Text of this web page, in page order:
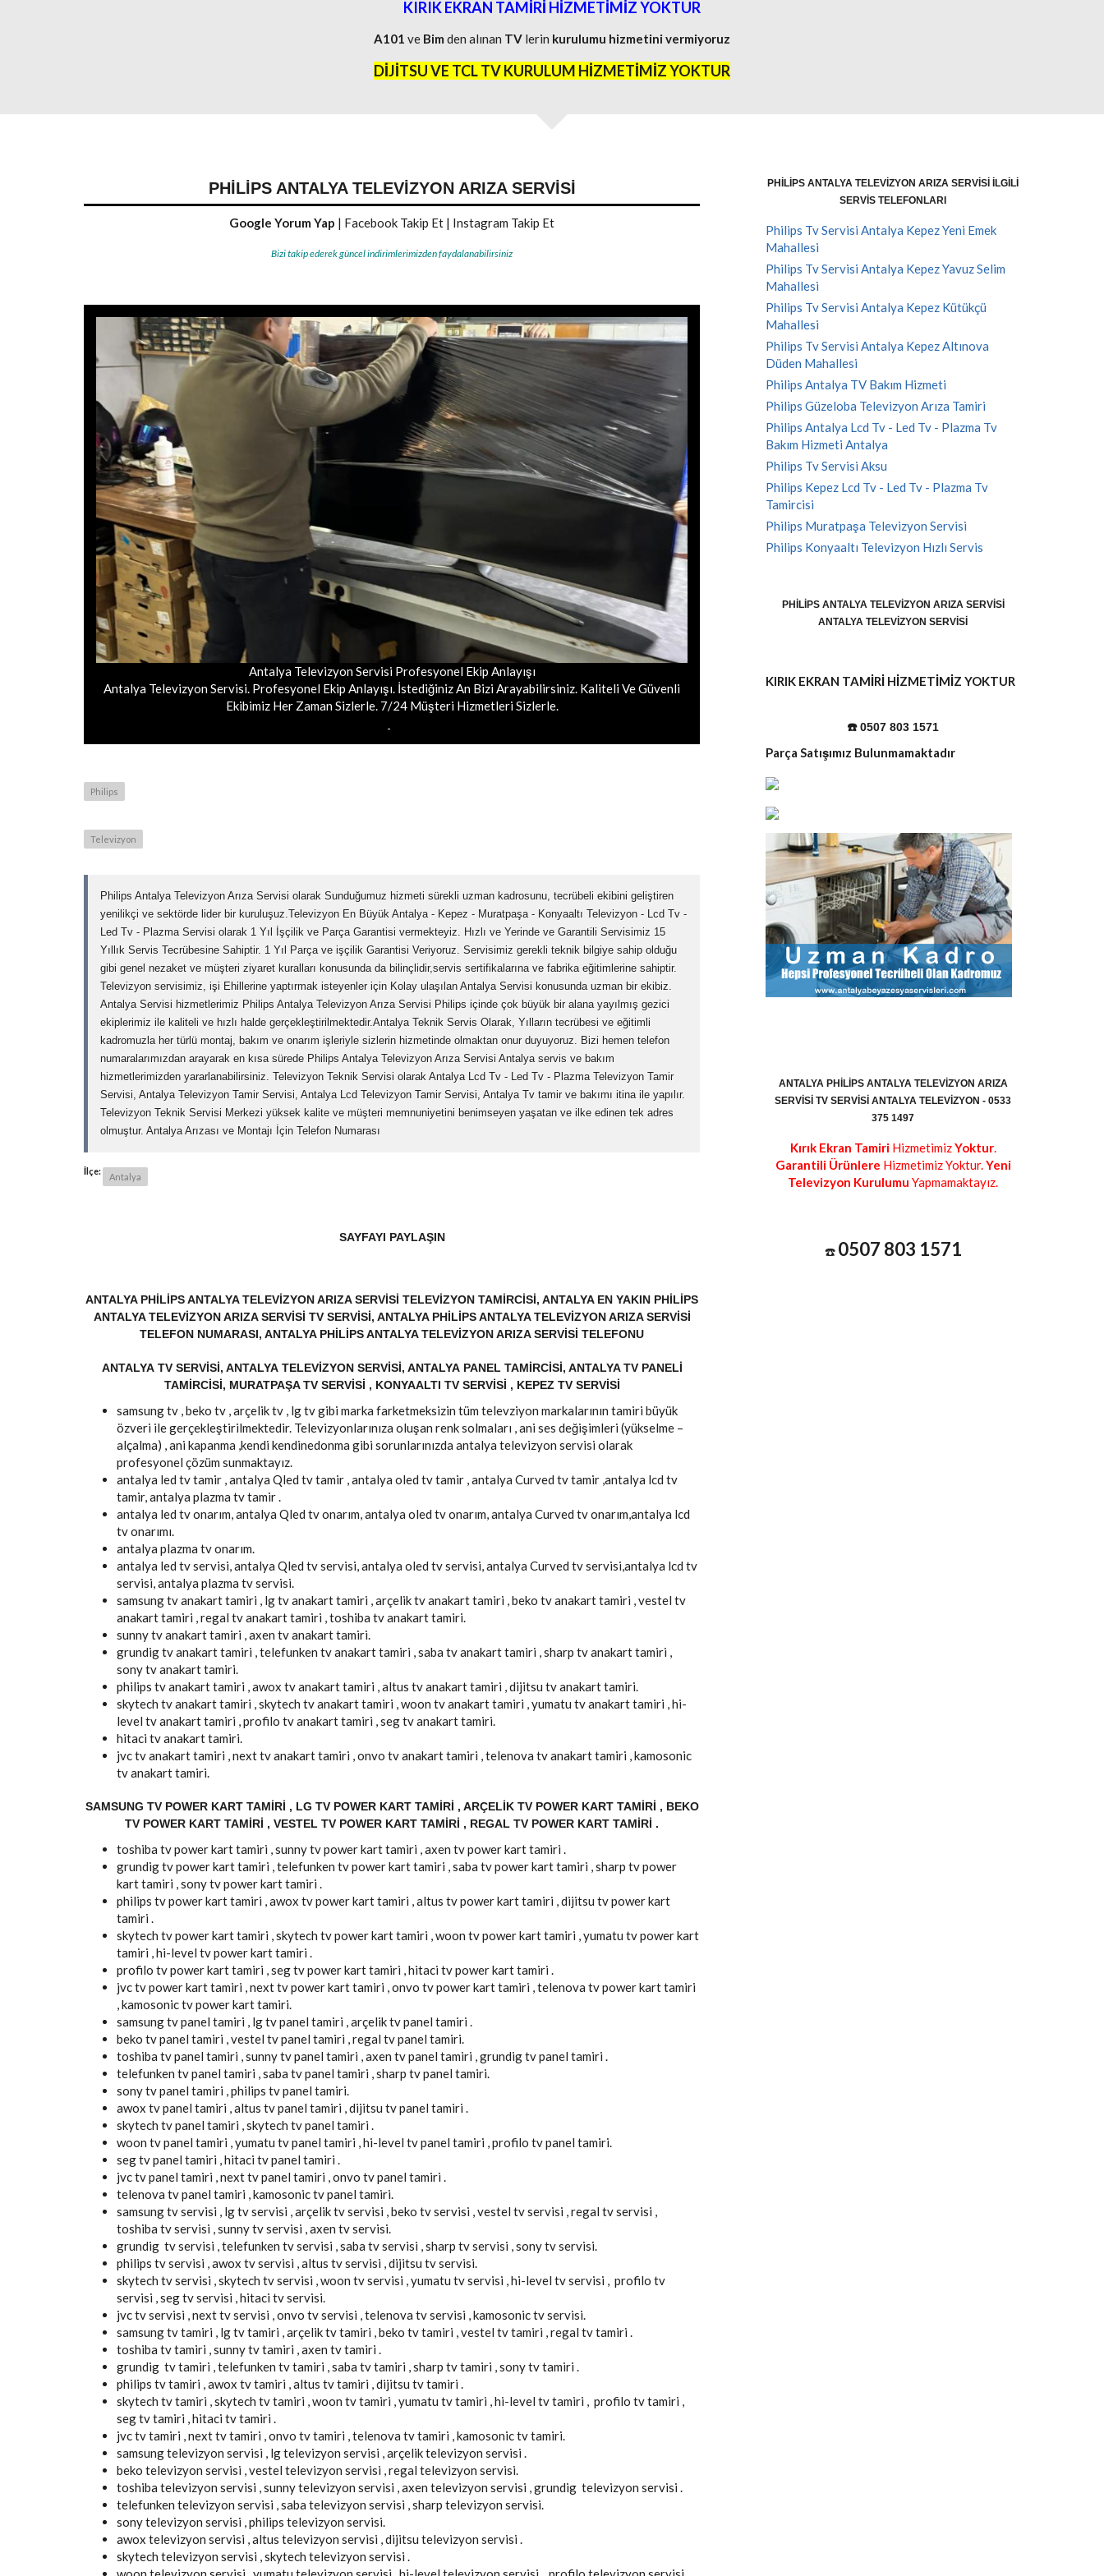
KIRIK EKRAN TAMİRİ HİZMETİMİZ YOKTUR
A101 ve Bim den alınan TV lerin kurulumu hizmetini vermiyoruz
DİJİTSU VE TCL TV KURULUM HİZMETİMİZ YOKTUR
PHILIPS ANTALYA TELEVIZYON ARIZA SERVISI
Google Yorum Yap | Facebook Takip Et | Instagram Takip Et
Bizi takip ederek güncel indirimlerimizden faydalanabilirsiniz
Antalya Televizyon Servisi Profesyonel Ekip Anlayışı
Antalya Televizyon Servisi. Profesyonel Ekip Anlayışı. İstediğiniz An Bizi Arayabilirsiniz. Kaliteli Ve Güvenli
Ekibimiz Her Zaman Sizlerle. 7/24 Müşteri Hizmetleri Sizlerle.
Philips
Televizyon
Philips Antalya Televizyon Arıza Servisi olarak Sunduğumuz hizmeti sürekli uzman kadrosunu, tecrübeli ekibini geliştiren
yenilikçi ve sektörde lider bir kuruluşuz.Televizyon En Büyük Antalya - Kepez - Muratpaşa - Konyaaltı Televizyon - Lcd Tv -
Led Tv - Plazma Servisi olarak 1 Yıl İşçilik ve Parça Garantisi vermekteyiz. Hızlı ve Yerinde ve Garantili Servisimiz 15
Yıllık Servis Tecrübesine Sahiptir. 1 Yıl Parça ve işçilik Garantisi Veriyoruz. Servisimiz gerekli teknik bilgiye sahip olduğu
gibi genel nezaket ve müşteri ziyaret kuralları konusunda da bilinçlidir,servis sertifikalarına ve fabrika eğitimlerine sahiptir.
Televizyon servisimiz, işi Ehillerine yaptırmak isteyenler için Kolay ulaşılan Antalya Servisi konusunda uzman bir ekibiz.
Antalya Servisi hizmetlerimiz Philips Antalya Televizyon Arıza Servisi Philips içinde çok büyük bir alana yayılmış gezici
ekiplerimiz ile kaliteli ve hızlı halde gerçekleştirilmektedir.Antalya Teknik Servis Olarak, Yılların tecrübesi ve eğitimli
kadromuzla her türlü montaj, bakım ve onarım işleriyle sizlerin hizmetinde olmaktan onur duyuyoruz. Bizi hemen telefon
numaralarımızdan arayarak en kısa sürede Philips Antalya Televizyon Arıza Servisi Antalya servis ve bakım
hizmetlerimizden yararlanabilirsiniz. Televizyon Teknik Servisi olarak Antalya Lcd Tv - Led Tv - Plazma Televizyon Tamir
Servisi, Antalya Televizyon Tamir Servisi, Antalya Lcd Televizyon Tamir Servisi, Antalya Tv tamir ve bakımı itina ile yapılır.
Televizyon Teknik Servisi Merkezi yüksek kalite ve müşteri memnuniyetini benimseyen yaşatan ve ilke edinen tek adres
olmuştur. Antalya Arızası ve Montajı İçin Telefon Numarası
İlçe:
Antalya
SAYFAYI PAYLAŞIN
ANTALYA PHILIPS ANTALYA TELEVIZYON ARIZA SERVISI TELEVIZYON TAMIRCISI, ANTALYA EN YAKIN PHILIPS
ANTALYA TELEVIZYON ARIZA SERVISI TV SERVISI, ANTALYA PHILIPS ANTALYA TELEVIZYON ARIZA SERVISI
TELEFON NUMARASI, ANTALYA PHILIPS ANTALYA TELEVIZYON ARIZA SERVISI TELEFONU
ANTALYA TV SERVISI, ANTALYA TELEVIZYON SERVISI, ANTALYA PANEL TAMIRCISI, ANTALYA TV PANELI
TAMIRCISI, MURATPAŞA TV SERVISI , KONYAALTI TV SERVISI , KEPEZ TV SERVISI
samsung tv , beko tv , arçelik tv , lg tv gibi marka farketmeksizin tüm televziyon markalarının tamiri büyük
özveri ile gerçekleştirilmektedir. Televizyonlarınıza oluşan renk solmaları , ani ses değişimleri (yükselme –
alçalma) , ani kapanma ,kendi kendinedonma gibi sorunlarınızda antalya televizyon servisi olarak
profesyonel çözüm sunmaktayız.
antalya led tv tamir , antalya Qled tv tamir , antalya oled tv tamir , antalya Curved tv tamir ,antalya lcd tv
tamir, antalya plazma tv tamir .
antalya led tv onarım, antalya Qled tv onarım, antalya oled tv onarım, antalya Curved tv onarım,antalya lcd
tv onarımı.
antalya plazma tv onarım.
antalya led tv servisi, antalya Qled tv servisi, antalya oled tv servisi, antalya Curved tv servisi,antalya lcd tv
servisi, antalya plazma tv servisi.
samsung tv anakart tamiri , lg tv anakart tamiri , arçelik tv anakart tamiri , beko tv anakart tamiri , vestel tv
anakart tamiri , regal tv anakart tamiri , toshiba tv anakart tamiri.
sunny tv anakart tamiri , axen tv anakart tamiri.
grundig tv anakart tamiri , telefunken tv anakart tamiri , saba tv anakart tamiri , sharp tv anakart tamiri ,
sony tv anakart tamiri.
philips tv anakart tamiri , awox tv anakart tamiri , altus tv anakart tamiri , dijitsu tv anakart tamiri.
skytech tv anakart tamiri , skytech tv anakart tamiri , woon tv anakart tamiri , yumatu tv anakart tamiri , hi-
level tv anakart tamiri , profilo tv anakart tamiri , seg tv anakart tamiri.
hitaci tv anakart tamiri.
jvc tv anakart tamiri , next tv anakart tamiri , onvo tv anakart tamiri , telenova tv anakart tamiri , kamosonic
tv anakart tamiri.
SAMSUNG TV POWER KART TAMIRI , LG TV POWER KART TAMIRI , ARÇELIK TV POWER KART TAMIRI , BEKO
TV POWER KART TAMIRI , VESTEL TV POWER KART TAMIRI , REGAL TV POWER KART TAMIRI .
toshiba tv power kart tamiri , sunny tv power kart tamiri , axen tv power kart tamiri .
grundig tv power kart tamiri , telefunken tv power kart tamiri , saba tv power kart tamiri , sharp tv power
kart tamiri , sony tv power kart tamiri .
philips tv power kart tamiri , awox tv power kart tamiri , altus tv power kart tamiri , dijitsu tv power kart
tamiri .
skytech tv power kart tamiri , skytech tv power kart tamiri , woon tv power kart tamiri , yumatu tv power kart
tamiri , hi-level tv power kart tamiri .
profilo tv power kart tamiri , seg tv power kart tamiri , hitaci tv power kart tamiri .
jvc tv power kart tamiri , next tv power kart tamiri , onvo tv power kart tamiri , telenova tv power kart tamiri
, kamosonic tv power kart tamiri.
samsung tv panel tamiri , lg tv panel tamiri , arçelik tv panel tamiri .
beko tv panel tamiri , vestel tv panel tamiri , regal tv panel tamiri.
toshiba tv panel tamiri , sunny tv panel tamiri , axen tv panel tamiri , grundig tv panel tamiri .
telefunken tv panel tamiri , saba tv panel tamiri , sharp tv panel tamiri.
sony tv panel tamiri , philips tv panel tamiri.
awox tv panel tamiri , altus tv panel tamiri , dijitsu tv panel tamiri .
skytech tv panel tamiri , skytech tv panel tamiri .
woon tv panel tamiri , yumatu tv panel tamiri , hi-level tv panel tamiri , profilo tv panel tamiri.
seg tv panel tamiri , hitaci tv panel tamiri .
jvc tv panel tamiri , next tv panel tamiri , onvo tv panel tamiri .
telenova tv panel tamiri , kamosonic tv panel tamiri.
samsung tv servisi , lg tv servisi , arçelik tv servisi , beko tv servisi , vestel tv servisi , regal tv servisi ,
toshiba tv servisi , sunny tv servisi , axen tv servisi.
grundig tv servisi , telefunken tv servisi , saba tv servisi , sharp tv servisi , sony tv servisi.
philips tv servisi , awox tv servisi , altus tv servisi , dijitsu tv servisi.
skytech tv servisi , skytech tv servisi , woon tv servisi , yumatu tv servisi , hi-level tv servisi , profilo tv
servisi , seg tv servisi , hitaci tv servisi.
jvc tv servisi , next tv servisi , onvo tv servisi , telenova tv servisi , kamosonic tv servisi.
samsung tv tamiri , lg tv tamiri , arçelik tv tamiri , beko tv tamiri , vestel tv tamiri , regal tv tamiri .
toshiba tv tamiri , sunny tv tamiri , axen tv tamiri .
grundig tv tamiri , telefunken tv tamiri , saba tv tamiri , sharp tv tamiri , sony tv tamiri .
philips tv tamiri , awox tv tamiri , altus tv tamiri , dijitsu tv tamiri .
skytech tv tamiri , skytech tv tamiri , woon tv tamiri , yumatu tv tamiri , hi-level tv tamiri , profilo tv tamiri ,
seg tv tamiri , hitaci tv tamiri .
jvc tv tamiri , next tv tamiri , onvo tv tamiri , telenova tv tamiri , kamosonic tv tamiri.
samsung televizyon servisi , lg televizyon servisi , arçelik televizyon servisi .
beko televizyon servisi , vestel televizyon servisi , regal televizyon servisi.
toshiba televizyon servisi , sunny televizyon servisi , axen televizyon servisi , grundig televizyon servisi .
telefunken televizyon servisi , saba televizyon servisi , sharp televizyon servisi.
sony televizyon servisi , philips televizyon servisi.
awox televizyon servisi , altus televizyon servisi , dijitsu televizyon servisi .
skytech televizyon servisi , skytech televizyon servisi .
PHILIPS ANTALYA TELEVIZYON ARIZA SERVISI İLGILI
SERVIS TELEFONLARI
Philips Tv Servisi Antalya Kepez Yeni Emek
Mahallesi
Philips Tv Servisi Antalya Kepez Yavuz Selim
Mahallesi
Philips Tv Servisi Antalya Kepez Kütükçü
Mahallesi
Philips Tv Servisi Antalya Kepez Altınova
Düden Mahallesi
Philips Antalya TV Bakım Hizmeti
Philips Güzeloba Televizyon Arıza Tamiri
Philips Antalya Lcd Tv - Led Tv - Plazma Tv
Bakım Hizmeti Antalya
Philips Tv Servisi Aksu
Philips Kepez Lcd Tv - Led Tv - Plazma Tv
Tamircisi
Philips Muratpaşa Televizyon Servisi
Philips Konyaaltı Televizyon Hızlı Servis
PHILIPS ANTALYA TELEVIZYON ARIZA SERVISI
ANTALYA TELEVIZYON SERVISI
KIRIK EKRAN TAMİRİ HİZMETİMİZ YOKTUR
☎️ 0507 803 1571
Parça Satışımız Bulunmamaktadır
ANTALYA PHILIPS ANTALYA TELEVIZYON ARIZA
SERVISI TV SERVISI ANTALYA TELEVIZYON - 0533
375 1497
Kırık Ekran TamiriHizmetimizYoktur.
Garantili Ürünlere Hizmetimiz Yoktur.Yeni
Televizyon Kurulumu Yapmamaktayız.
☎️ 0507 803 1571